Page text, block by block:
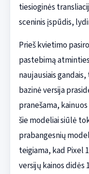
tiesioginės
sceninis įspūdis,
Prieš kvietimo
pastebimą
naujausiais
bazinė versija
pranešama,
šie modeliai siūlė
prabangesnių
teigiama, kad Pixel
versijų kainos didės